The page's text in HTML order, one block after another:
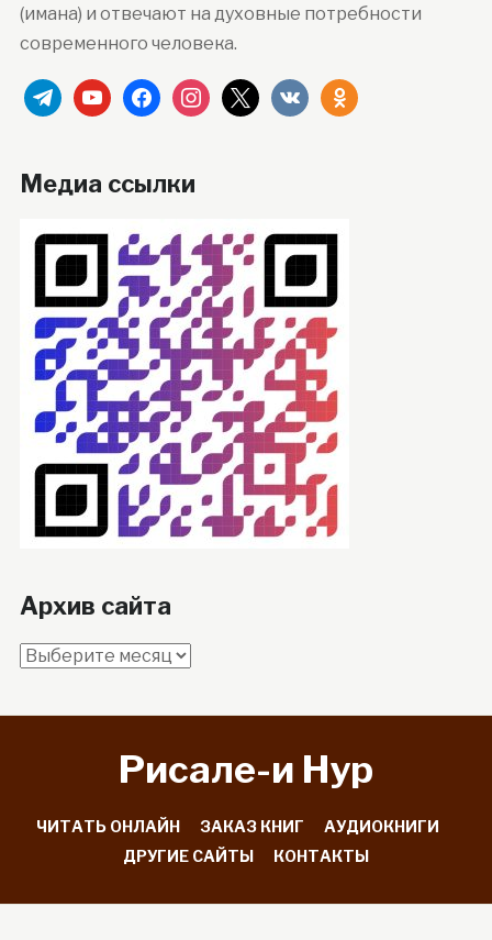
(имана) и отвечают на духовные потребности
современного человека.
telegramyoutubefacebookinstagram
x vkontakteodnoklassniki
Медиа ссылки
Архив сайта
Архив
Рисале-и Hyp
ЧИТАТЬ ОНЛАЙН ЗАКАЗ КНИГ
АУДИОКНИГИ
ДРУГИЕ САЙТЫ
КОНТАКТЫ